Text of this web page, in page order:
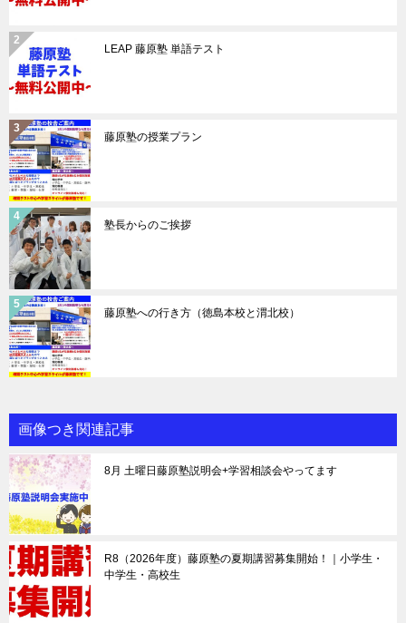
LEAP 藤原塾 単語テスト
藤原塾の授業プラン
塾長からのご挨拶
藤原塾への行き方（徳島本校と渭北校）
画像つき関連記事
8月 土曜日藤原塾説明会+学習相談会やってます
R8（2026年度）藤原塾の夏期講習募集開始！｜小学生・
中学生・高校生